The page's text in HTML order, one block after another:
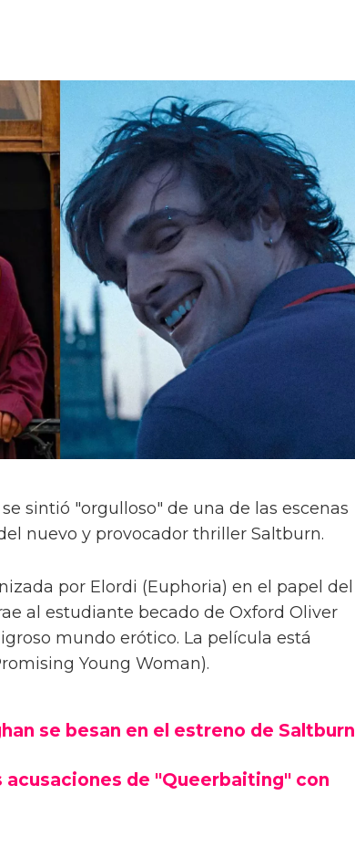
sintió "orgulloso" de una de las escenas
nuevo y provocador thriller Saltburn.
por Elordi (Euphoria) en el papel del
al estudiante becado de Oxford Oliver
mundo erótico. La película está
Young Woman).
se besan en el estreno de Saltburn
acusaciones de "Queerbaiting" con